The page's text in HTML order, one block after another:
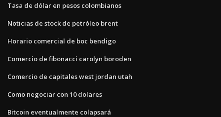
Tasa de dólar en pesos colombianos
Noticias de stock de petróleo brent
Horario comercial de boc bendigo
Comercio de fibonacci carolyn boroden
Comercio de capitales west jordan utah
Como negociar con 10 dolares
Bitcoin eventualmente colapsará